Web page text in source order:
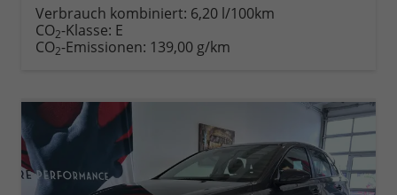
anfordern
Datei,
Verbrauch kombiniert: 6,20 l/100km
CO2-Klasse: E
CO2-Emissionen: 139,00 g/km